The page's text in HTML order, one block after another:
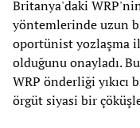
Britanya'daki
yöntemlerinde uzun
oportünist yozlaşma
olduğunu onayladı.
WRP önderliği
örgüt siyasi bir